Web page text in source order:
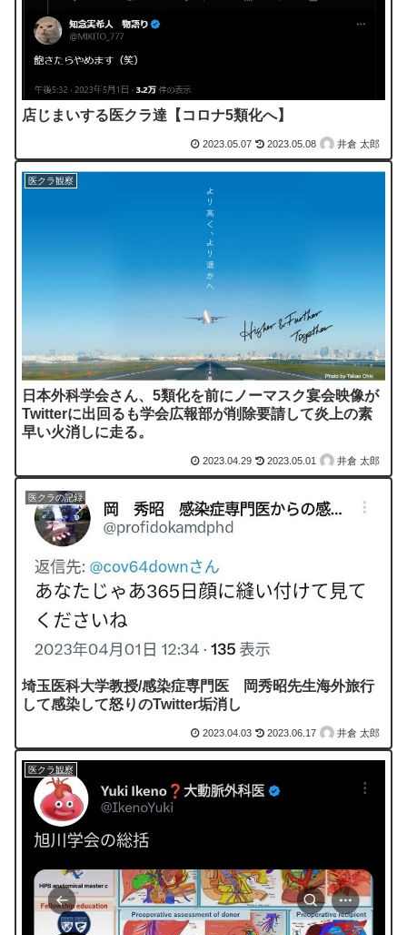
店じまいする医クラ達【コロナ5類化へ】
2023.05.07 2023.05.08 井倉 太郎
医クラ観察
日本外科学会さん、5類化を前にノーマスク宴会映像が
Twitterに出回るも学会広報部が削除要請して炎上の素
早い火消しに走る。
2023.04.29 2023.05.01 井倉 太郎
医クラの記録
埼玉医科大学教授/感染症専門医 岡秀昭先生海外旅行
して感染して怒りのTwitter垢消し
2023.04.03 2023.06.17 井倉 太郎
医クラ観察